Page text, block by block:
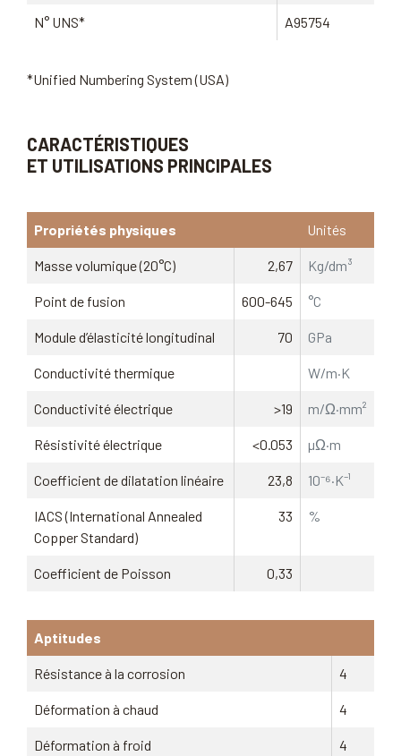
N° UNS* A95754
*Unified Numbering System (USA)
CARACTÉRISTIQUES
ET UTILISATIONS PRINCIPALES
Propriétés physiques Unités
Masse volumique (20°C) 2,67 Kg/dm³
Point de fusion 600-645 °C
Module d’élasticité longitudinal 70 GPa
Conductivité thermique W/m·K
Conductivité électrique >19 m/Ω·mm²
Résistivité électrique <0.053 µΩ·m
Coefficient de dilatation linéaire 23,8 10⁻⁶·K⁻¹
IACS (International Annealed
Copper Standard)
33 %
Coefficient de Poisson 0,33
Aptitudes
Résistance à la corrosion 4
Déformation à chaud 4
Déformation à froid 4